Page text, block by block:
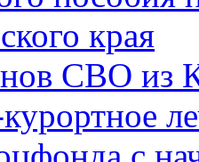
края
СВО из